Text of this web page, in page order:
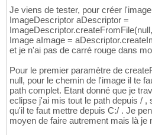
Je viens de tester, pour créer
ImageDescriptor aDescriptor =
Image aImage =
et je n'ai pas de carré rouge dans
Pour le premier paramètre de
null, pour le chemin de l'image il te
path complet. Etant donné que je
eclipse j'ai mis tout le path depuis /
qu'il te faut mettre depuis C:/ . Je
moyen de faire autrement mais là je